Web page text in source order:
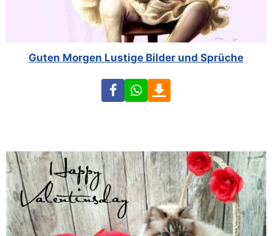
Guten Morgen Lustige Bilder und Sprüche
FacebookWhatsApp